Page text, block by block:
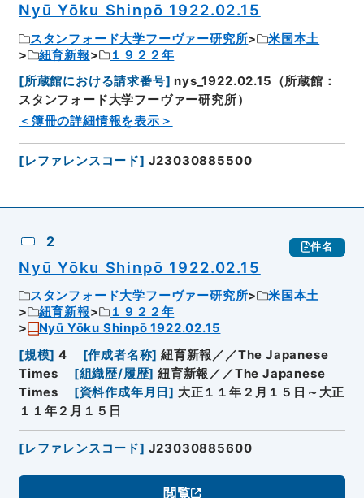
Nyū Yōku Shinpō 1922.02.15
スタンフォード大学フーヴァー研究所
米国本土
紐育新報
１９２２年
[所蔵館における請求番号] nys_1922.02.15（所蔵館：
スタンフォード大学フーヴァー研究所）
＜簿冊の詳細情報を表示＞
[レファレンスコード] J23030885500
2 件名
Nyū Yōku Shinpō 1922.02.15
スタンフォード大学フーヴァー研究所
米国本土
紐育新報
１９２２年
Nyū Yōku Shinpō 1922.02.15
[規模] 4 [作成者名称] 紐育新報／／The Japanese
Times
[組織歴/履歴] 紐育新報／／The Japanese
Times
[資料作成年月日] 大正１１年２月１５日～大正
１１年２月１５日
[レファレンスコード] J23030885600
閲覧